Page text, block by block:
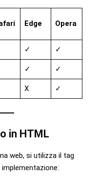
Edge Opera
✓ ✓
✓ ✓
X ✓
in HTML
web, si utilizza il tag